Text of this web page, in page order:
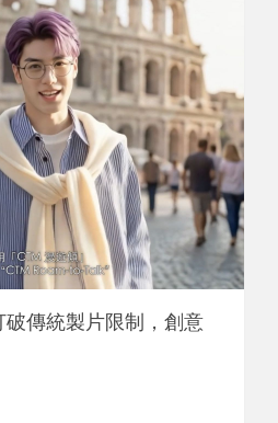
傳統製片限制，創意